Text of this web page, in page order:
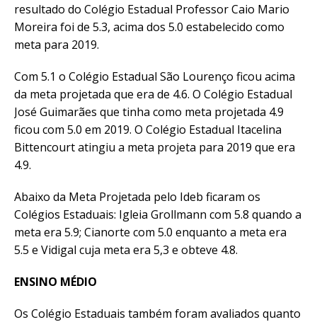
resultado do Colégio Estadual Professor Caio Mario
Moreira foi de 5.3, acima dos 5.0 estabelecido como
meta para 2019.
Com 5.1 o Colégio Estadual São Lourenço ficou acima
da meta projetada que era de 4.6. O Colégio Estadual
José Guimarães que tinha como meta projetada 4.9
ficou com 5.0 em 2019. O Colégio Estadual Itacelina
Bittencourt atingiu a meta projeta para 2019 que era
4.9.
Abaixo da Meta Projetada pelo Ideb ficaram os
Colégios Estaduais: Igleia Grollmann com 5.8 quando a
meta era 5.9; Cianorte com 5.0 enquanto a meta era
5.5 e Vidigal cuja meta era 5,3 e obteve 4.8.
ENSINO MÉDIO
Os Colégio Estaduais também foram avaliados quanto